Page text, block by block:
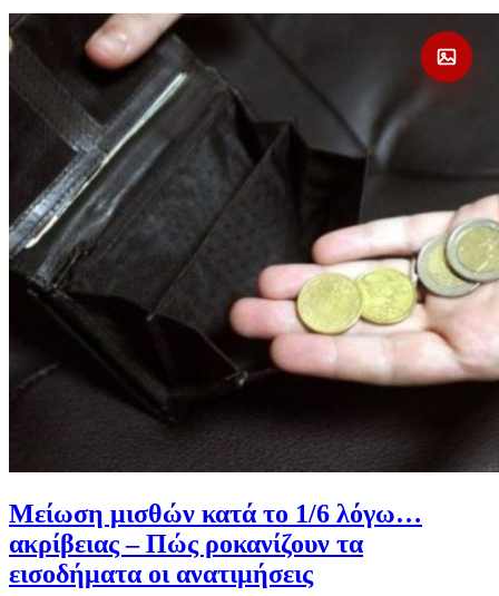
Μείωση μισθών κατά το 1/6 λόγω…
ακρίβειας – Πώς ροκανίζουν τα
εισοδήματα οι ανατιμήσεις